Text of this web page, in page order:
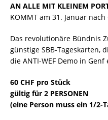
AN ALLE MIT KLEINEM
KOMMT am 31. Januar nach
Das revolutionäre Bündnis
günstige SBB-Tageskarten,
die ANTI-WEF Demo in Genf
60 CHF pro Stück
gültig für 2 PERSONEN
(eine Person muss ein 1/2-